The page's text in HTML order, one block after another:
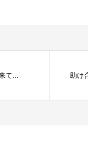
て... 助け